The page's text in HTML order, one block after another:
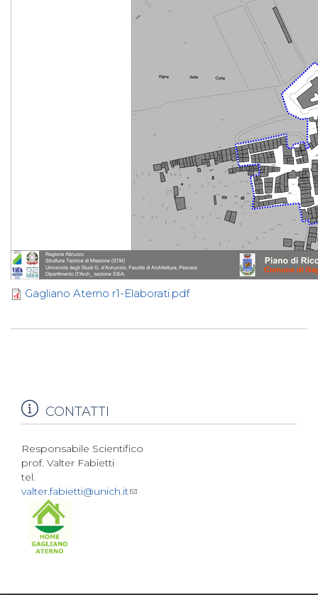
Gagliano Aterno r1-Elaborati.pdf
CONTATTI
Responsabile Scientifico
prof. Valter Fabietti
tel.
valter.fabietti@unich.it